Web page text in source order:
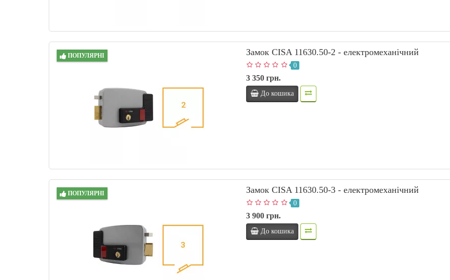
ПОПУЛЯРНІ Замок CISA 11630.50-2 - електромеханічний
0
3 350 грн.
До кошика
ПОПУЛЯРНІ Замок CISA 11630.50-3 - електромеханічний
0
3 900 грн.
До кошика